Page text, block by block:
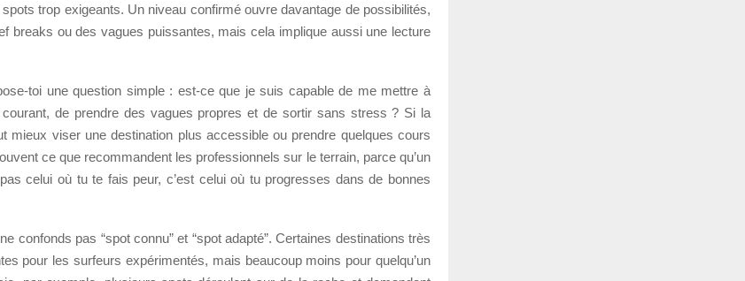
trop exigeants. Un niveau confirmé ouvre davantage de possibilités,
breaks ou des vagues puissantes, mais cela implique aussi une lecture
toi une question simple : est-ce que je suis capable de me mettre à
courant, de prendre des vagues propres et de sortir sans stress ? Si la
mieux viser une destination plus accessible ou prendre quelques cours
ce que recommandent les professionnels sur le terrain, parce qu’un
celui où tu te fais peur, c’est celui où tu progresses dans de bonnes
confonds pas “spot connu” et “spot adapté”. Certaines destinations très
pour les surfeurs expérimentés, mais beaucoup moins pour quelqu’un